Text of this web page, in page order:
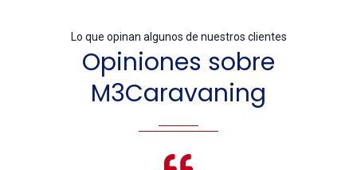
Lo que opinan algunos de nuestros clientes
Opiniones sobre
M3Caravaning